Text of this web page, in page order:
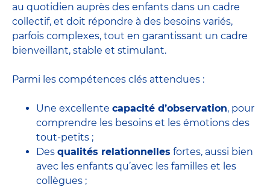
au quotidien auprès des enfants dans un cadre
collectif, et doit répondre à des besoins variés,
parfois complexes, tout en garantissant un cadre
bienveillant, stable et stimulant.
Parmi les compétences clés attendues :
Une excellente capacité d’observation, pour
comprendre les besoins et les émotions des
tout-petits ;
Des qualités relationnelles fortes, aussi bien
avec les enfants qu’avec les familles et les
collègues ;